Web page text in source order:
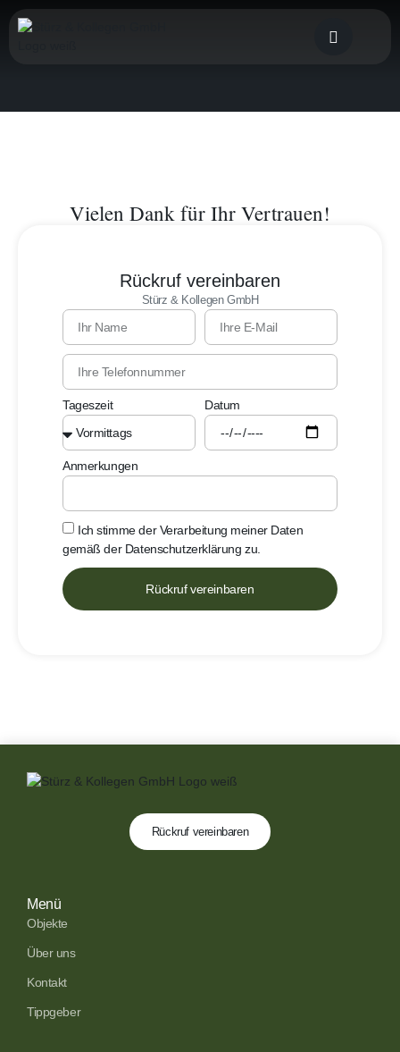
Vielen Dank für Ihr Vertrauen!
Rückruf vereinbaren
Stürz & Kollegen GmbH
Tageszeit Datum
Anmerkungen
Ich stimme der Verarbeitung meiner Daten
gemäß der Datenschutzerklärung zu.
Rückruf vereinbaren
Rückruf vereinbaren
Menü
Objekte
Über uns
Kontakt
Tippgeber